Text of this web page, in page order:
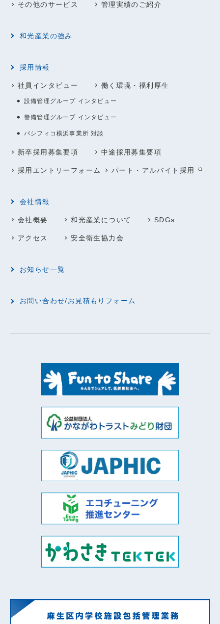
その他のサービス 管理実績のご紹介
和光産業の強み
採用情報
社員インタビュー 働く環境・福利厚生
設備管理グループ インタビュー
警備管理グループ インタビュー
パシフィコ横浜事業所 対談
新卒採用募集要項 中途採用募集要項
採用エントリーフォーム パート・アルバイト採用
会社情報
会社概要 和光産業について SDGs
アクセス 安全衛生協力会
お知らせ一覧
お問い合わせ/お見積もりフォーム